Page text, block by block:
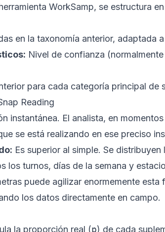
WorkSamp, se estructura
en la taxonomía anterior, adaptada
Nivel de confianza
para cada categoría principal de
Reading
instantánea. El analista, en momentos
se está realizando en ese preciso
Es superior al simple. Se
los turnos, días de la semana y
puede agilizar enormemente esta
los datos directamente en campo.
la proporción real (p) de cada